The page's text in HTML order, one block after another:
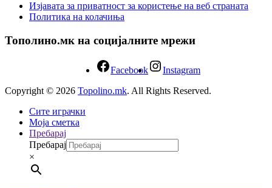
Изјавата за приватност за користење на веб страната
Политика на колачиња
Тополино.мк на социјалните мрежи
Facebook
Instagram
Copyright © 2026 Topolino.mk. All Rights Reserved.
Сите играчки
Моја сметка
Пребарај
Пребарај
×